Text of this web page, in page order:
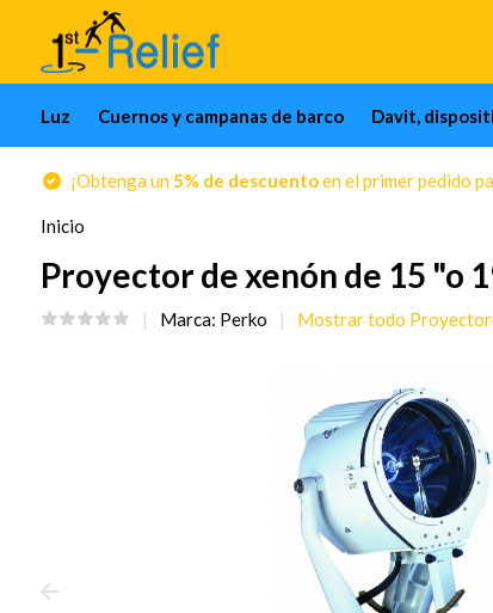
Luz Cuernos y campanas de barco Davit,
¡Obtenga un5% de descuentoen el primer pedido
Inicio
Proyector de xenón de 15 "o
Marca: Perko Mostrar todo